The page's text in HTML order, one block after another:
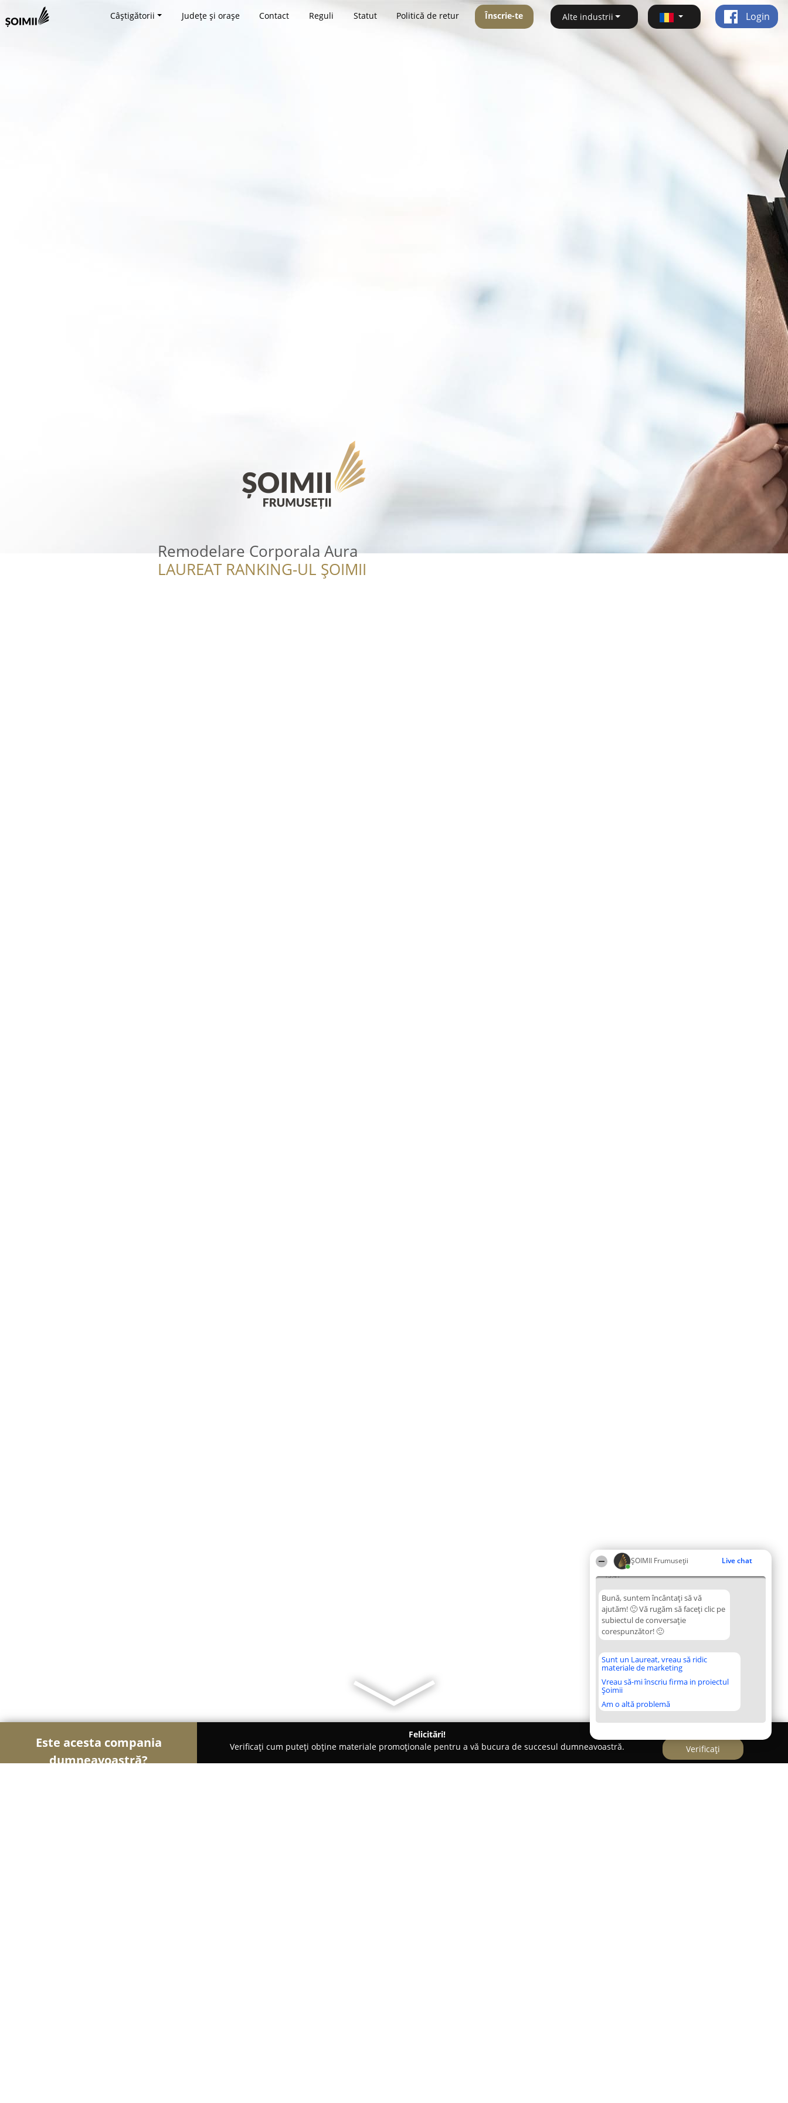
ȘOIMII Frumuseții Live chat
13:41
Bună, suntem încântați să vă
ajutăm! 🙂 Vă rugăm să faceți clic pe
subiectul de conversație
corespunzător! 🙂
Sunt un Laureat, vreau să ridic
materiale de marketing
Vreau să-mi înscriu firma in proiectul
Șoimii
Am o altă problemă
Câștigătorii Județe și orașe Contact Reguli Statut Politică de retur Înscrie-te Alte industrii Login
Remodelare Corporala Aura
LAUREAT RANKING-UL ȘOIMII
Este acesta compania
dumneavoastră?
Felicitări!
Verificați cum puteți obține materiale promoționale pentru a vă bucura de succesul dumneavoastră.
Verificați